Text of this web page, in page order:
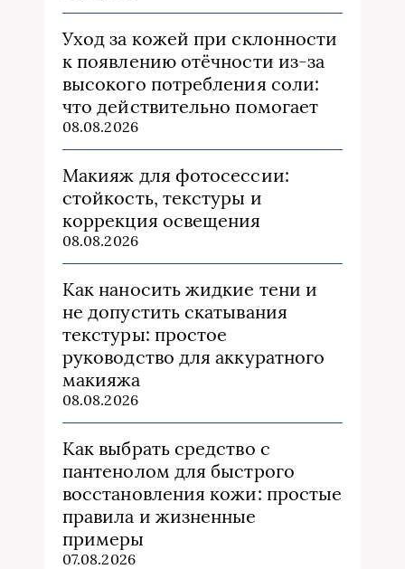
Уход за кожей при склонности
к появлению отёчности из‑за
высокого потребления соли:
что действительно помогает
08.08.2026
Макияж для фотосессии:
стойкость, текстуры и
коррекция освещения
08.08.2026
Как наносить жидкие тени и
не допустить скатывания
текстуры: простое
руководство для аккуратного
макияжа
08.08.2026
Как выбрать средство с
пантенолом для быстрого
восстановления кожи: простые
правила и жизненные
примеры
07.08.2026